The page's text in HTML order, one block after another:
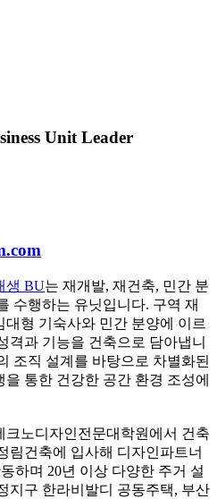
Unit Leader
생 BU는 재개발, 재건축, 민간 분
수행하는 유닛입니다. 구역 재
형 기숙사와 민간 분양에 이르
격과 기능을 건축으로 담아냅니
조직 설계를 바탕으로 차별화된
통한 건강한 공간 환경 조성에
크노디자인전문대학원에서 건축
림건축에 입사해 디자인파트너
하며 20년 이상 다양한 주거 설
지구 한라비발디 공동주택, 부산